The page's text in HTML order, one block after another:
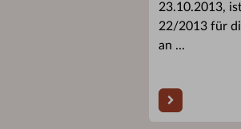
23.10.2013,
22/2013 für
an ...